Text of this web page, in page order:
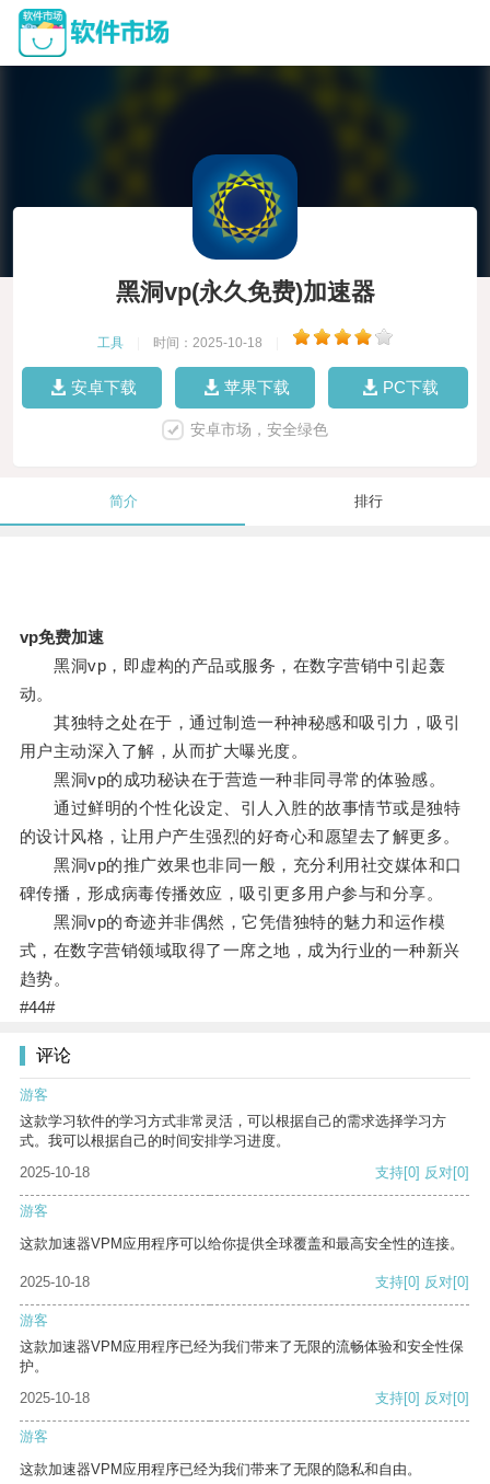
黑洞vp(永久免费)加速器
工具 时间：2025-10-18
安卓下载 苹果下载 PC下载
安卓市场，安全绿色
简介 排行
vp免费加速
黑洞vp，即虚构的产品或服务，在数字营销中引起轰
动。
其独特之处在于，通过制造一种神秘感和吸引力，吸引
用户主动深入了解，从而扩大曝光度。
黑洞vp的成功秘诀在于营造一种非同寻常的体验感。
通过鲜明的个性化设定、引人入胜的故事情节或是独特
的设计风格，让用户产生强烈的好奇心和愿望去了解更多。
黑洞vp的推广效果也非同一般，充分利用社交媒体和口
碑传播，形成病毒传播效应，吸引更多用户参与和分享。
黑洞vp的奇迹并非偶然，它凭借独特的魅力和运作模
式，在数字营销领域取得了一席之地，成为行业的一种新兴
趋势。
#44#
评论
游客
这款学习软件的学习方式非常灵活，可以根据自己的需求选择学习方
式。我可以根据自己的时间安排学习进度。
2025-10-18
支持[0] 反对[0]
游客
这款加速器VPM应用程序可以给你提供全球覆盖和最高安全性的连接。
2025-10-18 支持[0] 反对[0]
游客
这款加速器VPM应用程序已经为我们带来了无限的流畅体验和安全性保
护。
2025-10-18
支持[0] 反对[0]
游客
这款加速器VPM应用程序已经为我们带来了无限的隐私和自由。